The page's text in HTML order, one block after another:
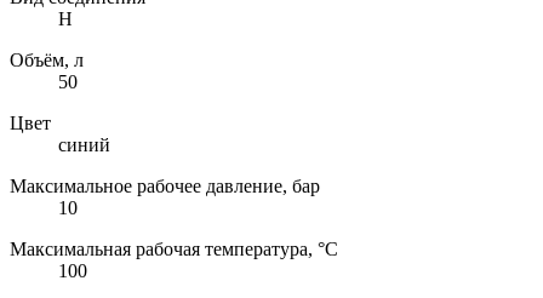
Н
Объём, л
50
Цвет
синий
Максимальное рабочее давление, бар
10
Максимальная рабочая температура, °C
100